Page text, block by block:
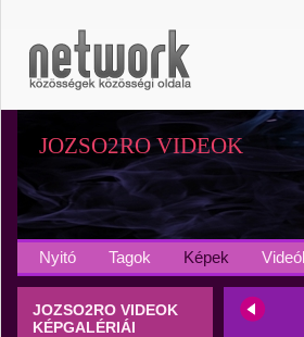
JOZSO2RO VIDEOK
Nyitó Tagok Képek
JOZSO2RO VIDEOK
KÉPGALÉRIÁI